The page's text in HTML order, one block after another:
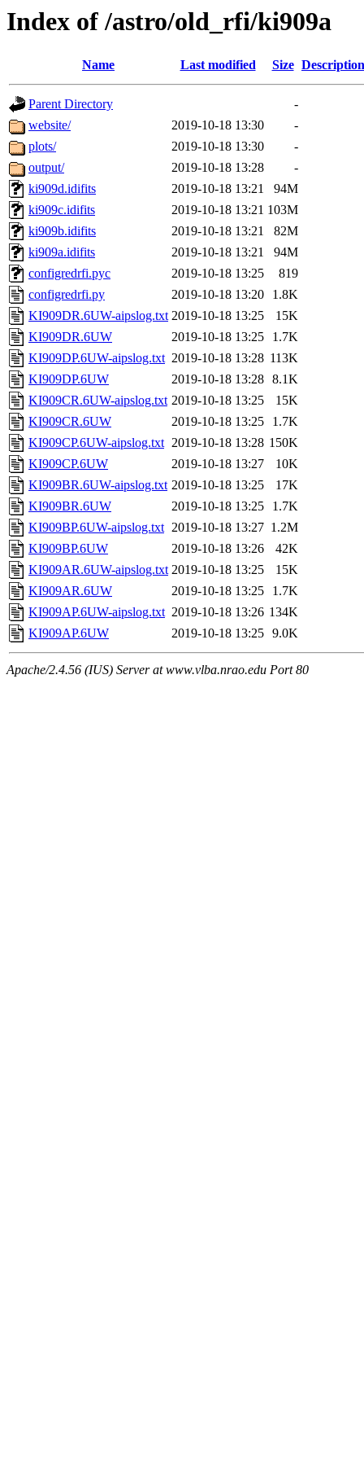
Index of /astro/old_rfi/ki909a
Name Last modified Size Description
Parent Directory
-
website/
2019-10-18 13:30
-
plots/
2019-10-18 13:30
-
output/
2019-10-18 13:28
-
ki909d.idifits
2019-10-18 13:21
94M
ki909c.idifits
2019-10-18 13:21 103M
ki909b.idifits
2019-10-18 13:21
82M
ki909a.idifits
2019-10-18 13:21
94M
configredrfi.pyc
2019-10-18 13:25
819
configredrfi.py
2019-10-18 13:20
1.8K
KI909DR.6UW-aipslog.txt 2019-10-18 13:25
15K
KI909DR.6UW
2019-10-18 13:25
1.7K
KI909DP.6UW-aipslog.txt 2019-10-18 13:28 113K
KI909DP.6UW
2019-10-18 13:28 8.1K
KI909CR.6UW-aipslog.txt 2019-10-18 13:25
15K
KI909CR.6UW
2019-10-18 13:25
1.7K
KI909CP.6UW-aipslog.txt 2019-10-18 13:28 150K
KI909CP.6UW
2019-10-18 13:27
10K
KI909BR.6UW-aipslog.txt 2019-10-18 13:25
17K
KI909BR.6UW
2019-10-18 13:25
1.7K
KI909BP.6UW-aipslog.txt 2019-10-18 13:27 1.2M
KI909BP.6UW
2019-10-18 13:26
42K
KI909AR.6UW-aipslog.txt 2019-10-18 13:25
15K
KI909AR.6UW
2019-10-18 13:25
1.7K
KI909AP.6UW-aipslog.txt 2019-10-18 13:26 134K
KI909AP.6UW
2019-10-18 13:25 9.0K
Apache/2.4.56 (IUS) Server at www.vlba.nrao.edu Port 80